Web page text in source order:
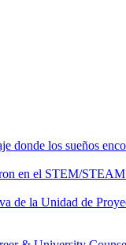
donde los sueños
en el STEM/
de la Unidad de